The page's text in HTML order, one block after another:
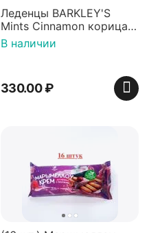
Леденцы BARKLEY'S
Mints Cinnamon корица
50г, Нидерланды
В наличии
330.00₽